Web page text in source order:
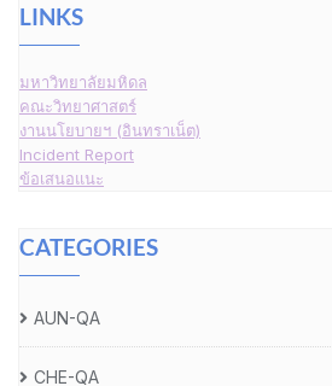
LINKS
มหาวิทยาลัยมหิดล
คณะวิทยาศาสตร์
งานนโยบายฯ (อินทราเน็ต)
Incident Report
ข้อเสนอแนะ
CATEGORIES
AUN-QA
CHE-QA